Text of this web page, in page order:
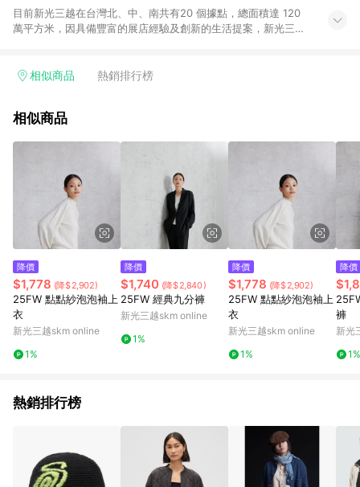
目前新光三越在台灣北、中、南共有20 個據點，總面積達 120
萬平方米，因具備豐富的展店經驗及創新的生活提案，新光三越
理念不斷向前邁進，並善盡企業社會責任，為人們帶來更愉悅美
相似商品 熱銷排行榜
相似商品
降價
$1,778 (降$2,902)
25FW 點點紗泡泡袖上
衣
新光三越skm online
1%
降價
$1,740 (降$2,840)
25FW 經典九分褲
新光三越skm online
1%
降價
$1,778 (降$2,902)
25FW 點點紗泡泡袖上
衣
新光三越skm online
1%
降價
褲
新光
1%
熱銷排行榜